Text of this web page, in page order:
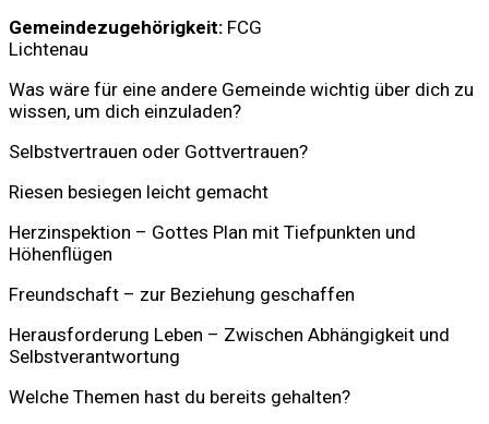
Gemeindezugehörigkeit: FCG
Lichtenau
Was wäre für eine andere Gemeinde wichtig über dich zu
wissen, um dich einzuladen?
Selbstvertrauen oder Gottvertrauen?
Riesen besiegen leicht gemacht
Herzinspektion – Gottes Plan mit Tiefpunkten und
Höhenflügen
Freundschaft – zur Beziehung geschaffen
Herausforderung Leben – Zwischen Abhängigkeit und
Selbstverantwortung
Welche Themen hast du bereits gehalten?